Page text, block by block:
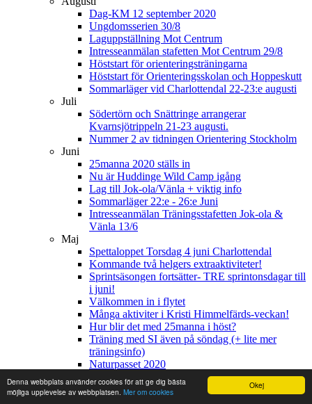
Okej
Denna webbplats använder cookies för att ge dig bästa
möjliga upplevelse av webbplatsen. Mer om cookies
Dag-KM 12 september 2020
Ungdomsserien 30/8
Laguppställning Mot Centrum
Intresseanmälan stafetten Mot Centrum 29/8
Höststart för orienteringsträningarna
Höststart för Orienteringsskolan och Hoppeskutt
Sommarläger vid Charlottendal 22-23:e augusti
Juli
Södertörn och Snättringe arrangerar
Kvarnsjötrippeln 21-23 augusti.
Nummer 2 av tidningen Orientering Stockholm
Juni
25manna 2020 ställs in
Nu är Huddinge Wild Camp igång
Lag till Jok-ola/Vänla + viktig info
Sommarläger 22:e - 26:e Juni
Intresseanmälan Träningsstafetten Jok-ola &
Vänla 13/6
Maj
Spettaloppet Torsdag 4 juni Charlottendal
Kommande två helgers extraaktiviteter!
Sprintsäsongen fortsätter- TRE sprintonsdagar till
i juni!
Välkommen in i flytet
Många aktiviter i Kristi Himmelfärds-veckan!
Hur blir det med 25manna i höst?
Träning med SI även på söndag (+ lite mer
träningsinfo)
Naturpasset 2020
Laguppställningar Träningsstafetten
Hacksjön långdistans 16/5